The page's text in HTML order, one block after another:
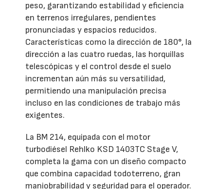
peso, garantizando estabilidad y eficiencia
en terrenos irregulares, pendientes
pronunciadas y espacios reducidos.
Características como la dirección de 180°, la
dirección a las cuatro ruedas, las horquillas
telescópicas y el control desde el suelo
incrementan aún más su versatilidad,
permitiendo una manipulación precisa
incluso en las condiciones de trabajo más
exigentes.
La BM 214, equipada con el motor
turbodiésel Rehlko KSD 1403TC Stage V,
completa la gama con un diseño compacto
que combina capacidad todoterreno, gran
maniobrabilidad y seguridad para el operador.